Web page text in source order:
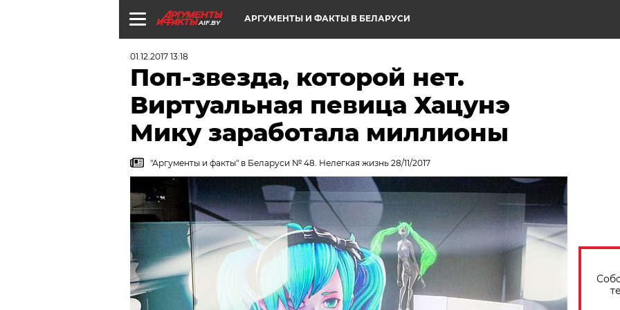
AIF.BY АРГУМЕНТЫ И ФАКТЫ В БЕЛАРУСИ
01.12.2017 13:18
Поп-звезда, которой нет.
Виртуальная певица Хацунэ
Мику заработала миллионы
"Аргументы и факты" в Беларуси № 48. Нелегкая жизнь 28/11/2017